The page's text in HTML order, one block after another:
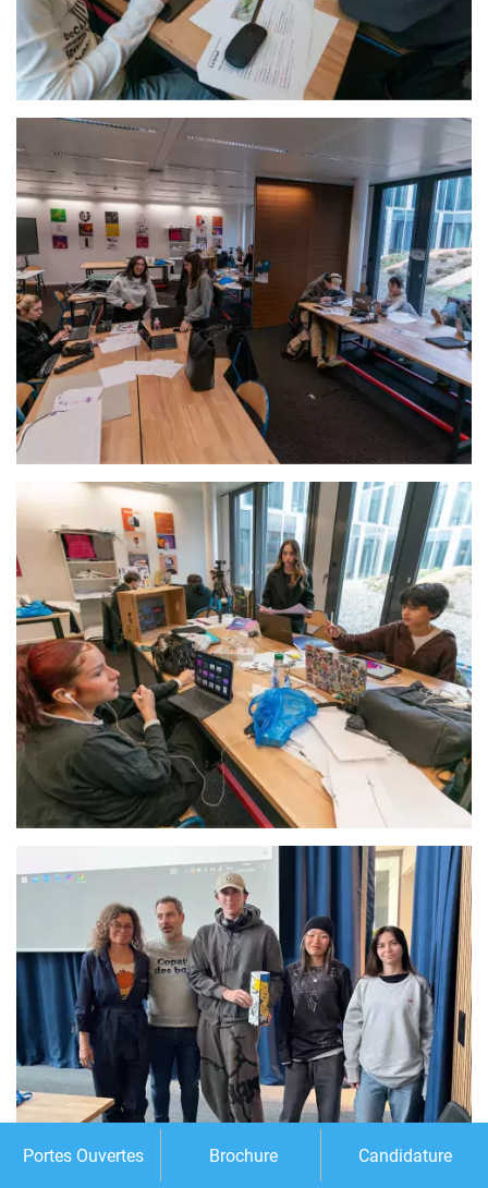
Portes Ouvertes Brochure Candidature